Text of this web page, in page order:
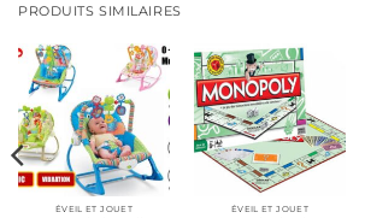
PRODUITS SIMILAIRES
ÉVEIL ET JOUET ÉVEIL ET JOUET